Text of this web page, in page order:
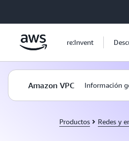
re:Invent
Amazon VPC Información
Productos Redes y